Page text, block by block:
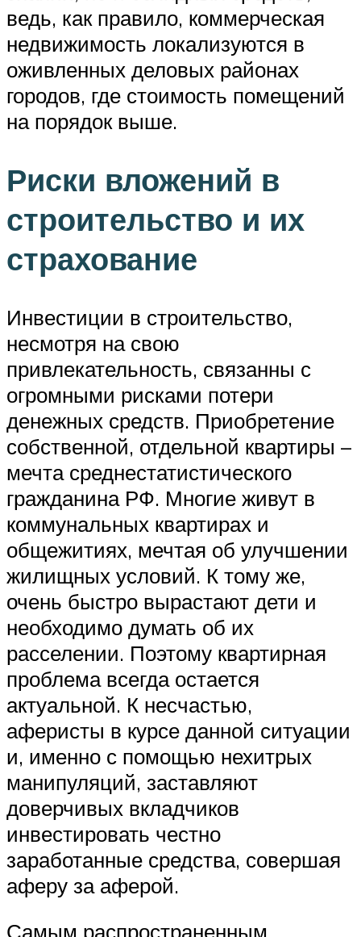
ведь, как правило, коммерческая
недвижимость локализуются в
оживленных деловых районах
городов, где стоимость помещений
на порядок выше.
Риски вложений в
строительство и их
страхование
Инвестиции в строительство,
несмотря на свою
привлекательность, связанны с
огромными рисками потери
денежных средств. Приобретение
собственной, отдельной квартиры –
мечта среднестатистического
гражданина РФ. Многие живут в
коммунальных квартирах и
общежитиях, мечтая об улучшении
жилищных условий. К тому же,
очень быстро вырастают дети и
необходимо думать об их
расселении. Поэтому квартирная
проблема всегда остается
актуальной. К несчастью,
аферисты в курсе данной ситуации
и, именно с помощью нехитрых
манипуляций, заставляют
доверчивых вкладчиков
инвестировать честно
заработанные средства, совершая
аферу за аферой.
Самым распространенным